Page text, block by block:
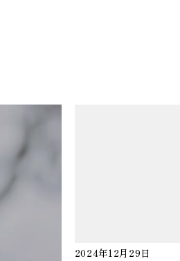
2024年12月29日